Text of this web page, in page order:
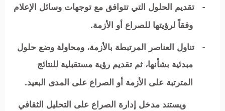
-
تقديم الحلول التي تتوافق مع توجهات وسائل الإعلام
وفقاً لرؤيتها للصراع أو الأزمة.
-
تناول العناصر المرتبطة بالأزمة، ومحاولة وضع حلول
مبدئية بشأنها، ثم تقديم رؤية مستقبلية للنتائج
المترتبة على الأزمة أو الصراع على المدى البعيد.
ويستند مدخل إدارة الصراع على التحليل الثقافي